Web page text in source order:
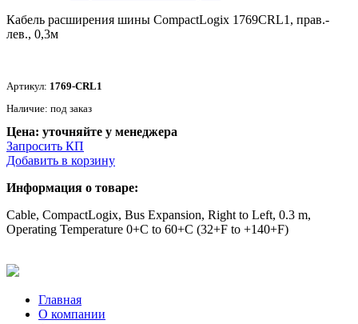
Кабель раcширения шины CompactLogix 1769CRL1, прав.-
лев., 0,3м
Артикул: 1769-CRL1
Наличие: под заказ
Цена: уточняйте у менеджера
Запросить КП
Добавить в корзину
Информация о товаре:
Cable, CompactLogix, Bus Expansion, Right to Left, 0.3 m,
Operating Temperature 0+C to 60+C (32+F to +140+F)
Главная
О компании